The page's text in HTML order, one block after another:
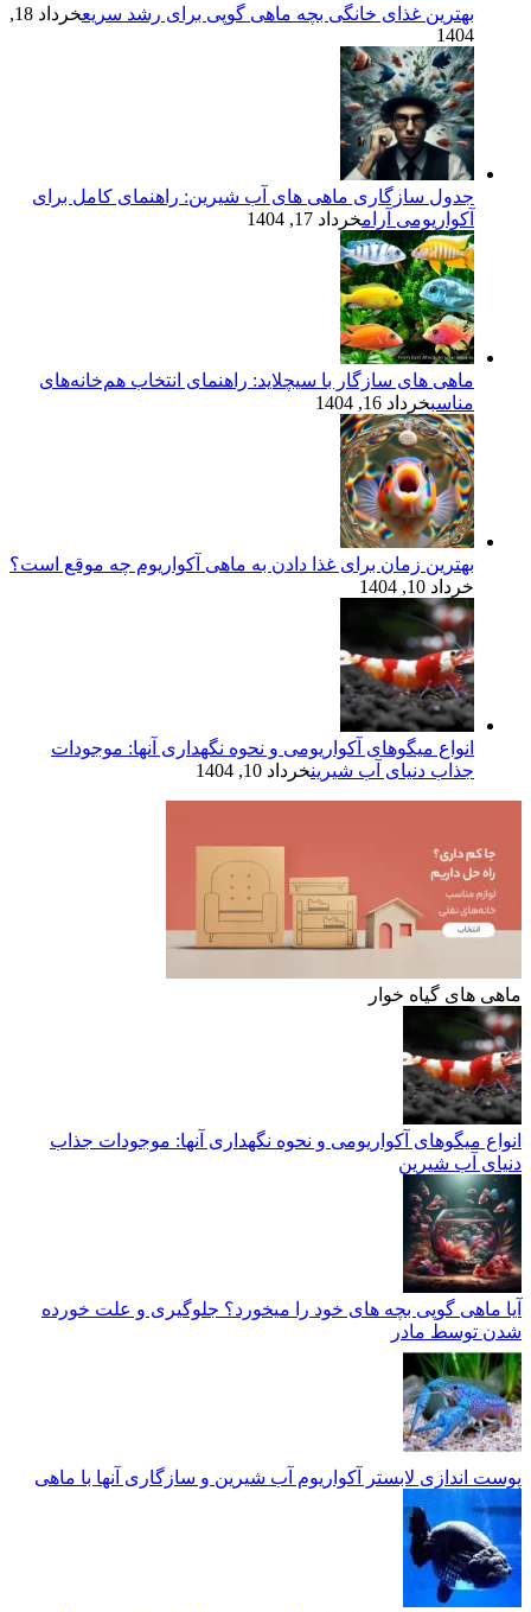
بهترین غذای خانگی بچه ماهی گوپی برای رشد سریع
خرداد 18,
1404
جدول سازگاری ماهی های آب شیرین: راهنمای کامل برای
آکواریومی آرامخرداد 17, 1404
ماهی های سازگار با سیچلاید: راهنمای انتخاب هم‌خانه‌های
مناسبخرداد 16, 1404
بهترین زمان برای غذا دادن به ماهی آکواریوم چه موقع است؟
خرداد 10, 1404
انواع میگوهای آکواریومی و نحوه نگهداری آنها: موجودات
جذاب دنیای آب شیرینخرداد 10, 1404
ماهی های گیاه خوار
انواع میگوهای آکواریومی و نحوه نگهداری آنها: موجودات جذاب
دنیای آب شیرین
آیا ماهی گوپی بچه های خود را میخورد؟ جلوگیری و علت خورده
شدن توسط مادر
پوست اندازی لابستر آکواریوم آب شیرین و سازگاری آنها با ماهی